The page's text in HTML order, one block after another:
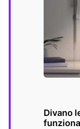
Divano